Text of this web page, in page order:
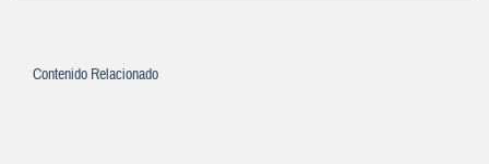
Contenido Relacionado